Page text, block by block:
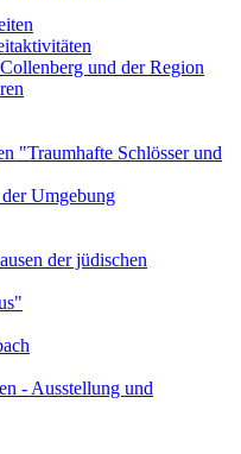
und der Region
"Traumhafte Schlösser und
Umgebung
der jüdischen
- Ausstellung und